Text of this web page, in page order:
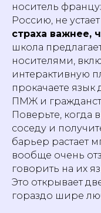
носитель
Россию, не
страха важнее,
школа
носителями,
интерактивную
прокачаете
ПМЖ и
Поверьте, когда
соседу и
барьер растает
вообще очень
говорить на их
Это открывает
гораздо шире
Языки
Английский язык
Французский язык
Немецкий язык
Китайский язык
Испанский язык
Актуальные скидки и
лайфхаки, которые
проще, полезные советы
ускорят
Подпишитесь на
Labise,